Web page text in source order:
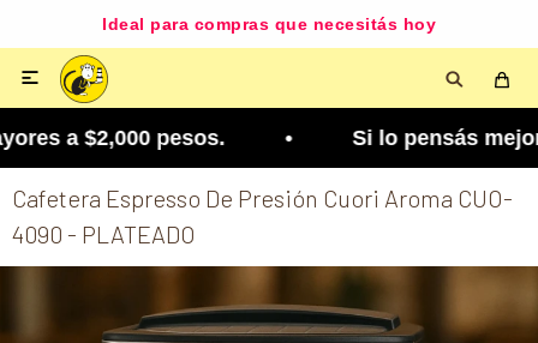
Ideal para compras que necesitás hoy

a $2,000 pesos. • Si lo pensás mejor, lo
Cafetera Espresso De Presión Cuori Aroma CUO-
4090 - PLATEADO